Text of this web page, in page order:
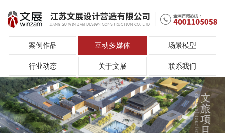
案例作品 互动多媒体 场景模型
行业动态 关于文展 联系我们